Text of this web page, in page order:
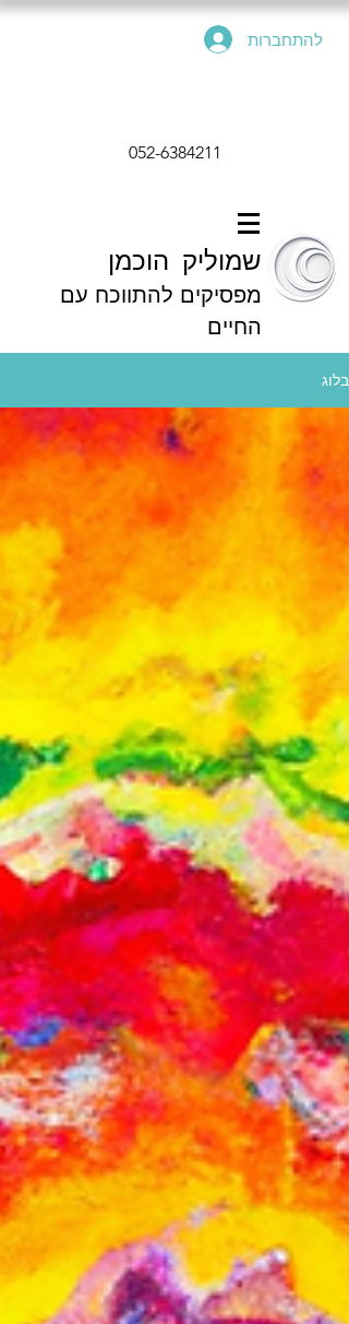
להתחברות
052-6384211
שמוליק הוכמן
מפסיקים להתווכח עם
החיים
בלוג